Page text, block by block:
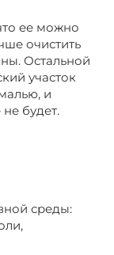
ее можно
очистить
Остальной
участок
и
будет.
среды: